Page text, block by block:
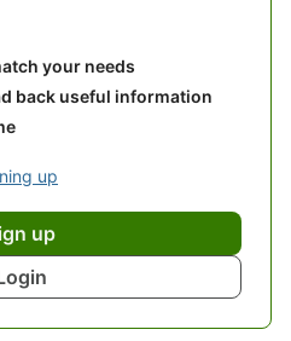
your needs
back useful information
up
up